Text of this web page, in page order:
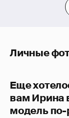
Личные
Еще
вам Ирина
модель по-